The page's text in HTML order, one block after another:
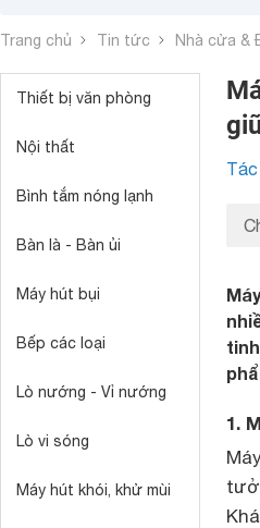
Trang chủ Tin tức Nhà cửa &
Thiết bị văn phòng
Nội thất
Bình tắm nóng lạnh
Bàn là - Bàn ủi
Máy hút bụi
Bếp các loại
Lò nướng - Vỉ nướng
Lò vi sóng
Máy hút khói, khử mùi
Tác
1.